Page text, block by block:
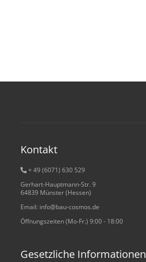
Kontakt
+ 49 (6071) 630 529
Gerhart-Hauptmann-Str. 9
64839 Münster (Hessen)
Email: info@bau-cosmos.de
Öffnungszeiten (Mo-Fr.) 9:00 - 18:00
Gesetzliche Informationen